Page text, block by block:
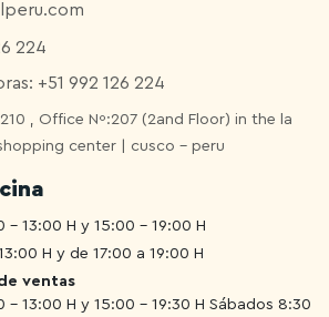
224
+51 992 126 224
, Office Nº:207 (2and Floor) in the la
shopping center | cusco - peru
- 13:00 H y 15:00 - 19:00 H
H y de 17:00 a 19:00 H
ventas
- 13:00 H y 15:00 - 19:30 H Sábados 8:30